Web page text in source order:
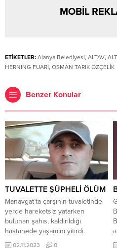
MOBİL
ETİKETLER: Alanya Belediyesi, ALTAV,
HERNING FUARI, OSMAN TARIK ÖZÇELİK
Benzer Konular
TUVALETTE ŞÜPHELİ ÖLÜM
Manavgat’ta çarşının tuvaletinde
yerde hareketsiz yatarken
bulunan şahıs, kaldırıldığı
hastanede yaşamını yitirdi.
Edinilen bilgiye göre,
02.11.2023 0